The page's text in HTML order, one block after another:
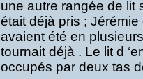
une autre rangée de lit
était déjà pris ;
avaient été en
tournait déjà . Le lit d
occupés par deux tas